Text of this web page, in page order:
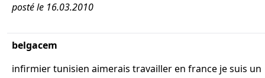
posté le 16.03.2010
belgacem
infirmier tunisien aimerais travailler en france je suis un